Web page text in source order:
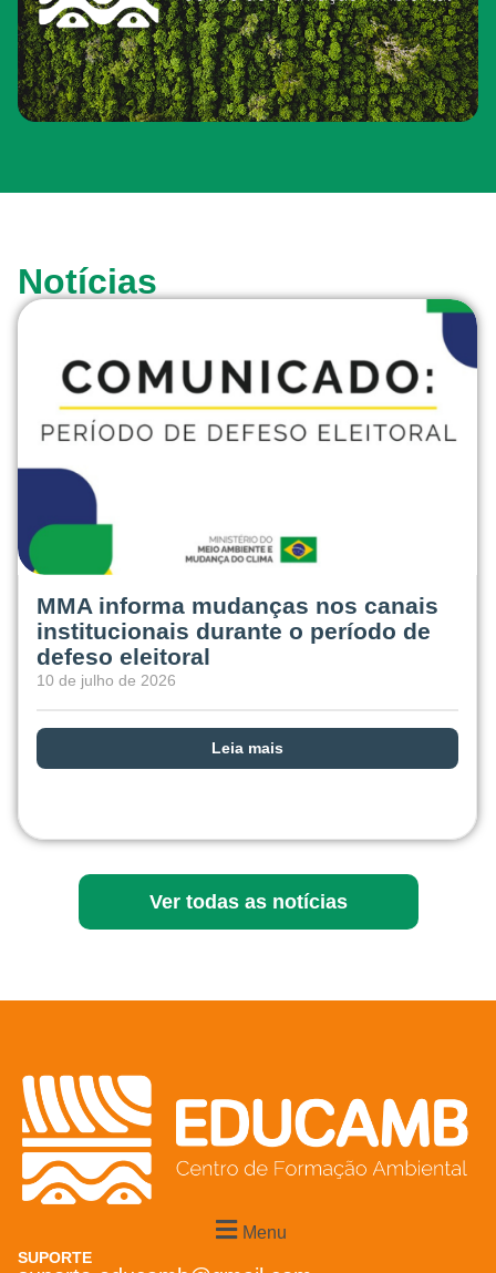
Notícias
MMA informa mudanças nos canais
institucionais durante o período de
defeso eleitoral
10 de julho de 2026
Leia mais
Ver todas as notícias
Menu
SUPORTE